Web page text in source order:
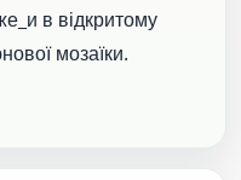
в відкритому
мозаїки.